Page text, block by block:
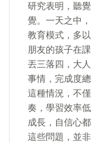
研究表明，聽
覺。一天之中
教育模式，多
朋友的孩子在
丟三落四，大
事情，完成度
這種情況，不
奏，學習效率
成長，自信心
這些問題，並